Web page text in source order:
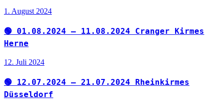
1. August 2024
🟢 01.08.2024 – 11.08.2024 Cranger Kirmes
Herne
12. Juli 2024
🟢 12.07.2024 – 21.07.2024 Rheinkirmes
Düsseldorf